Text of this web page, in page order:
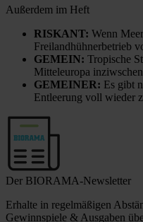
Außerdem im Heft
RISKANT: Wenn
Freilandhühnerbetrieb
GEMEIN: Tropische
Mitteleuropa
GEMEINER: Es gibt
Entleerung voll wieder
Der BIORAMA-Newsletter
Erhalte in regelmäßigen
Gewinnspiele & Ausgaben